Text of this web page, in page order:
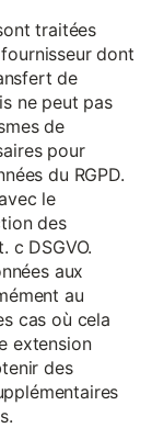
traitées
dont
de
ne peut pas
de
pour
du RGPD.
le
des
c DSGVO.
aux
au
cas où cela
extension
des